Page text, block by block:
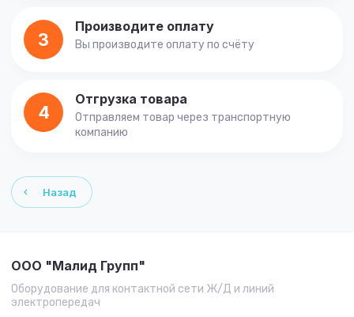
3
Производите оплату
Вы производите оплату по счёту
4
Отгрузка товара
Отправляем товар через транспортную
компанию
Назад
ООО "Малид Групп"
Оборудование для контактной сети Ж/Д и линий
электропередач